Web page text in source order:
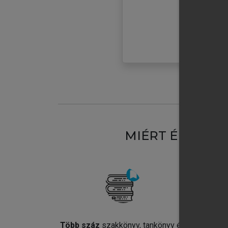
MIÉRT
Több száz szakkönyv, tankönyv és